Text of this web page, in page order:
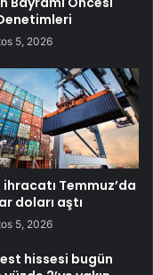
5, 2026
ihracatı Temmuz’da
doları aştı
5, 2026
hissesi bugün